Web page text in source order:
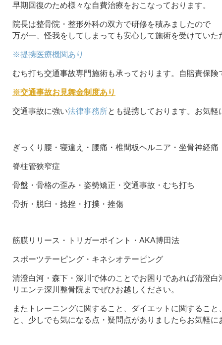
早期回復のため様々な自費治療をおこなっております。
院長は整骨院・整形外科の双方で研修を積みましたので
万が一、怪我をしてしまっても安心して施術を受けていた
※提携医療機関あり
むち打ち交通事故専門施術も承っております。自賠責保険
※交通事故お見舞金制度あり
交通事故に強い法律事務所とも提携しております。お気軽
ぎっくり腰・寝違え・腰痛・椎間板ヘルニア・坐骨神経痛
脊柱管狭窄症
骨盤・骨格の歪み・姿勢矯正・交通事故・むち打ち
骨折・脱臼・捻挫・打撲・挫傷
筋膜リリース・トリガーポイント・AKA博田法
スポーツテーピング・キネシオテーピング
清澄白河・森下・深川で体のことでお困りであれば清澄
リエンテ深川整骨院までぜひお越しください。
またトレーニングに関すること、ダイエットに関するこ
と、少しでも気になる点・疑問点がありましたらお気軽に